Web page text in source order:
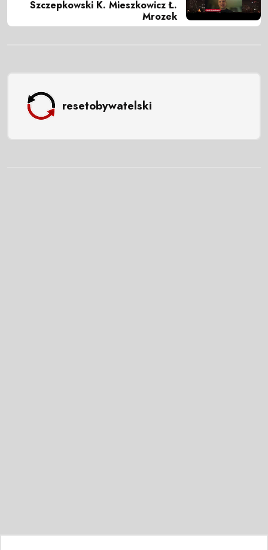
Szczepkowski K. Mieszkowicz Ł.
Mrozek
resetobywatelski